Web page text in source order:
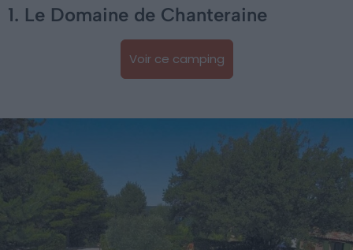
1. Le Domaine de Chanteraine
Voir ce camping